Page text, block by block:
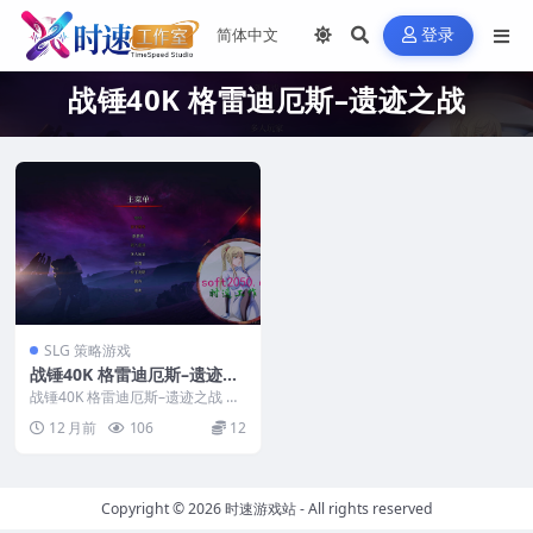
登录
战锤40K 格雷迪厄斯–遗迹之战
SLG 策略游戏
战锤40K 格雷迪厄斯–遗迹之
战 Warhammer 40,000: Gl
adius – Relics of War WIN
游戏 PC电脑游戏 适配系统W
战锤40K 格雷迪厄斯–遗迹之战 W
12 月前 106 12
Copyright © 2026时速游戏站- All rights reserved